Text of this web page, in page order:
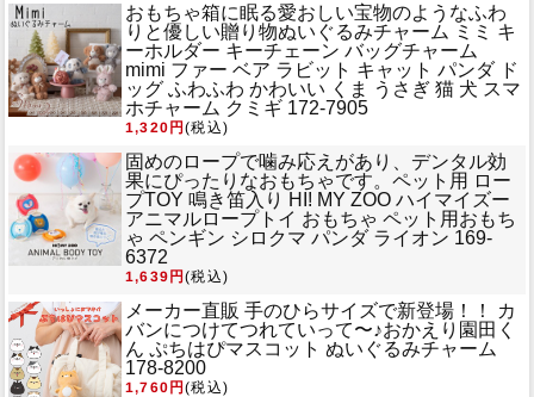
おもちゃ箱に眠る愛おしい宝物のようなふわ
りと優しい贈り物ぬいぐるみチャーム ミミ キ
ーホルダー キーチェーン バッグチャーム
mimi ファー ベア ラビット キャット パンダ ド
ッグ ふわふわ かわいい くま うさぎ 猫 犬 スマ
ホチャーム クミギ 172-7905
1,320円(税込)
固めのロープで噛み応えがあり、デンタル効
果にぴったりなおもちゃです。 ペット用 ロー
プTOY 鳴き笛入り HI! MY ZOO ハイマイズー
アニマルロープトイ おもちゃ ペット用おもち
ゃ ペンギン シロクマ パンダ ライオン 169-
6372
1,639円(税込)
メーカー直販 手のひらサイズで新登場！！ カ
バンにつけてつれていって〜♪おかえり園田く
ん ぷちはぴマスコット ぬいぐるみチャーム
178-8200
1,760円(税込)